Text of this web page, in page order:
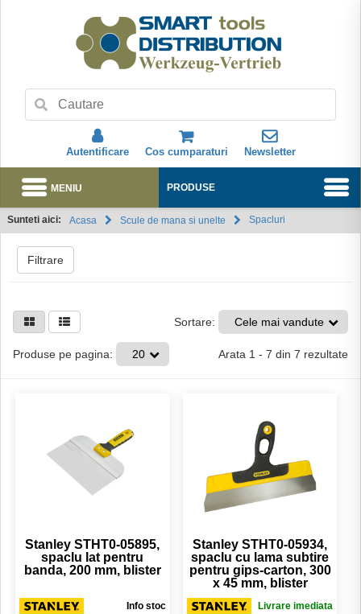
Autentificare Cos cumparaturi Newsletter
Abonare
PRODUSE
MENIU
Sunteti aici: Acasa Spacluri
Scule de mana si unelte
Filtrare
Sortare: Cele mai vandute
Produse pe pagina: 20 Arata 1 - 7 din 7 rezultate
Stanley STHT0-05895,
spaclu lat pentru
banda, 200 mm, blister
Info stoc
Stanley STHT0-05934,
spaclu cu lama subtire
pentru gips-carton, 300
x 45 mm, blister
Livrare imediata